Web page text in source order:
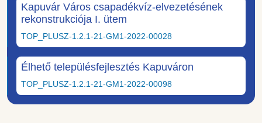
Kapuvár Város csapadékvíz-elvezetésének
rekonstrukciója I. ütem
TOP_PLUSZ-1.2.1-21-GM1-2022-00028
Élhető településfejlesztés Kapuváron
TOP_PLUSZ-1.2.1-21-GM1-2022-00098